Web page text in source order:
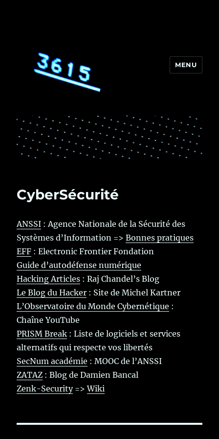
3615
MENU
CyberSécurité
ANSSI : Agence Nationale de la Sécurité des
Systèmes d’Information =>Bonnes pratiques
EFF : Electronic Frontier Fondation
Guide d’autodéfense numérique
Hacking Articles : Raj Chandel’s Blog
Le Blog du Hacker : Site de Michel Kartner
L’Observatoire du Monde Cybernétique :
Chaîne YouTube
PRISM Break : Liste de logiciels et services
alternatifs qui respecte vos libertés
SecNum académie : MOOC de l’ANSSI
ZATAZ : Blog de Damien Bancal
Zenk-Security=>Wiki